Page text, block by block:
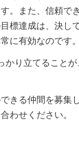
。また、信頼で
標達成は、決
に有効なのです。
かり立てること
きる仲間を募集
わせください。